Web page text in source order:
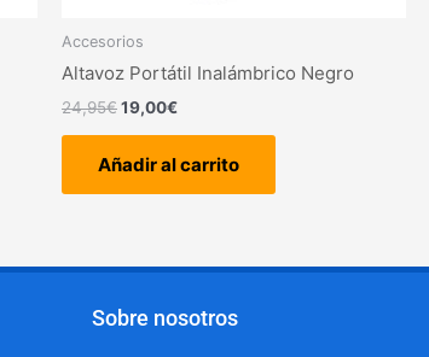
Accesorios
Altavoz Portátil Inalámbrico Negro
24,95€19,00€
Añadir al carrito
Sobre nosotros